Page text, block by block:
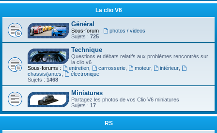
La clio V6
Général
Sous-forum :
photos / videos
Sujets : 725
Technique
Questions et débats relatifs aux problèmes rencontrés sur
la clio v6
Sous-forums :
entretien, carrosserie, moteur, intérieur,
chassis/jantes,
électronique
Sujets : 1468
Miniatures
Partagez les photos de vos Clio V6 miniatures
Sujets : 17
RS